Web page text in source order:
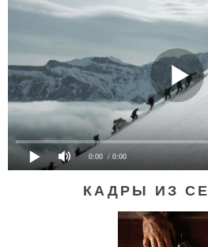
0:00 / 0:00
КАДРЫ ИЗ